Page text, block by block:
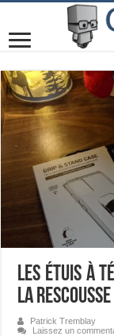
Les étuis à
la rescousse
Patrick Tremblay
Laissez un